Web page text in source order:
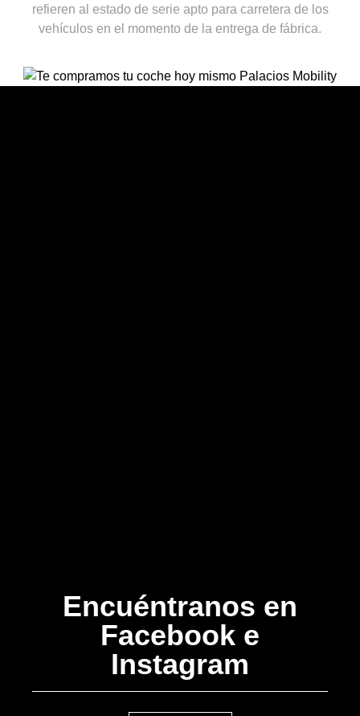
refieren al estado de serie apto para carretera de los
vehículos en el momento de la entrega de fábrica.
Encuéntranos en
Facebook e
Instagram